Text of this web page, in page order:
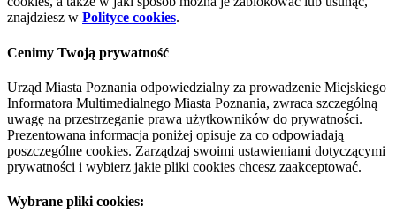
znajdziesz w Polityce cookies.
Cenimy Twoją prywatność
Urząd Miasta Poznania odpowiedzialny za prowadzenie Miejskiego
Informatora Multimedialnego Miasta Poznania, zwraca szczególną
uwagę na przestrzeganie prawa użytkowników do prywatności.
Prezentowana informacja poniżej opisuje za co odpowiadają
poszczególne cookies. Zarządzaj swoimi ustawieniami dotyczącymi
prywatności i wybierz jakie pliki cookies chcesz zaakceptować.
Wybrane pliki cookies: